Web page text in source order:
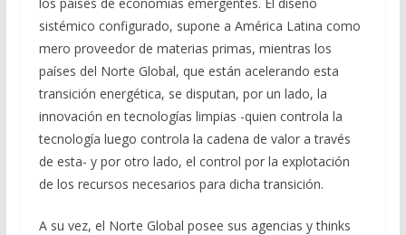
sistémico configurado, supone a América Latina como
mero proveedor de materias primas, mientras los
países del Norte Global, que están acelerando esta
transición energética, se disputan, por un lado, la
innovación en tecnologías limpias -quien controla la
tecnología luego controla la cadena de valor a través
de esta- y por otro lado, el control por la explotación
de los recursos necesarios para dicha transición.
A su vez, el Norte Global posee sus agencias y thinks